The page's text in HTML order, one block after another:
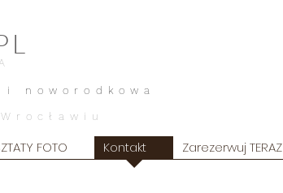
noworodkowa
FOTO Kontakt Zarezerwuj TERAZ